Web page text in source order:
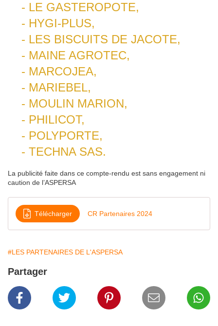
- LE GASTEROPOTE,
- HYGI-PLUS,
- LES BISCUITS DE JACOTE,
- MAINE AGROTEC,
- MARCOJEA,
- MARIEBEL,
- MOULIN MARION,
- PHILICOT,
- POLYPORTE,
- TECHNA SAS.
La publicité faite dans ce compte-rendu est sans engagement ni
caution de l’ASPERSA
Télécharger CR Partenaires 2024
#LES PARTENAIRES DE L'ASPERSA
Partager